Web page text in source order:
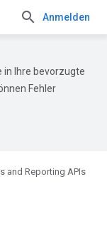
Anmelden
in Ihre bevorzugte
Fehler
and Reporting APIs